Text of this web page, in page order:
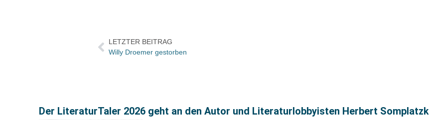
LETZTER BEITRAG
Willy Droemer gestorben
Der LiteraturTaler 2026 geht an den Autor und Literaturlobbyisten Herbert